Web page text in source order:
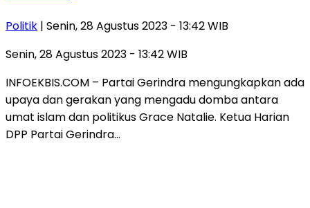
Politik | Senin, 28 Agustus 2023 - 13:42 WIB
Senin, 28 Agustus 2023 - 13:42 WIB
INFOEKBIS.COM – Partai Gerindra mengungkapkan ada
upaya dan gerakan yang mengadu domba antara
umat islam dan politikus Grace Natalie. Ketua Harian
DPP Partai Gerindra…